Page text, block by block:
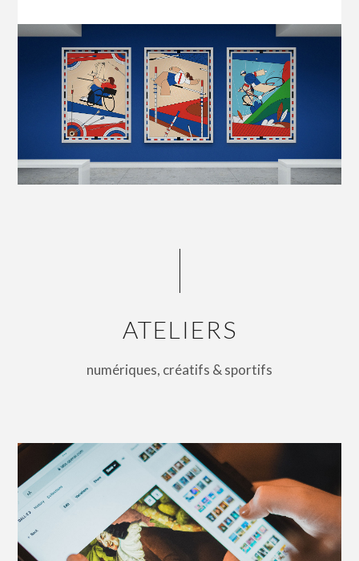
ATELIERS
numériques, créatifs & sportifs